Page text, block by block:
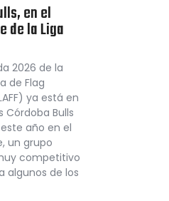
en el
de la Liga
2026 de la
de Flag
ya está en
Córdoba Bulls
año en el
un grupo
competitivo
algunos de los